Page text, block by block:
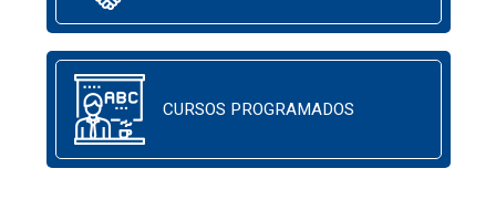
CURSOS PROGRAMADOS